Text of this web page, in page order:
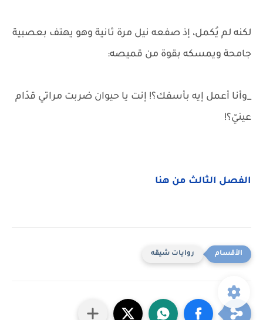
لكنه لم يُكمل، إذ صفعه نيل مرة ثانية وهو يهتف بعصبية
جامحة ويمسكه بقوة من قميصه:
_وأنا أعمل إيه بأسفك؟! إنت يا حيوان ضربت مراتي قدّام
عينيّ؟!
الفصل الثالث من هنا
روايات شيقه